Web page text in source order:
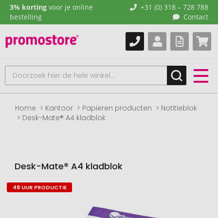
3% korting voor je online
bestelling
+31 (0) 318 – 728 788
Contact
Home Kantoor Papieren producten
Notitieblok
Desk-Mate® A4 kladblok
Desk-Mate® A4 kladblok
Naar
48 UUR PRODUCTIE